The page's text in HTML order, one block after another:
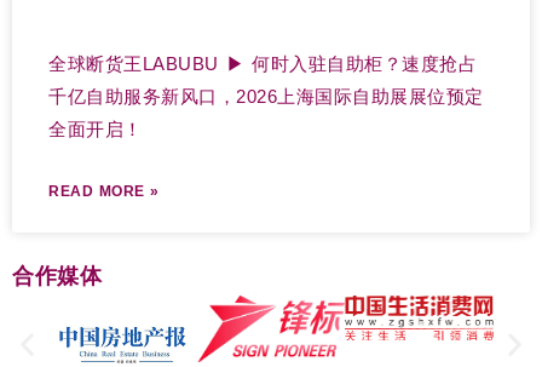
全球断货王LABUBU ▶ 何时入驻自助柜？速度抢占
千亿自助服务新风口，2026上海国际自助展展位预定
全面开启！
READ MORE »
合作媒体